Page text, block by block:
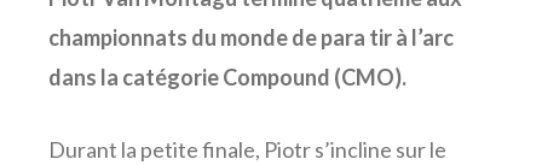
championnats du monde de para tir à l’arc
dans la catégorie Compound (CMO).
Durant la petite finale, Piotr s’incline sur le